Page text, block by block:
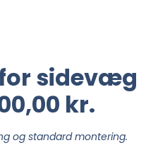
sidevæg
kr.
og standard montering.